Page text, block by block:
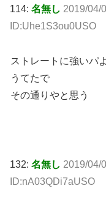
114: 名無し 2019/04/
ID:Uhe1S3ou0USO
ストレートに強いパ
うてたで
その通りやと思う
132: 名無し 2019/04/
ID:nA03QDi7aUSO